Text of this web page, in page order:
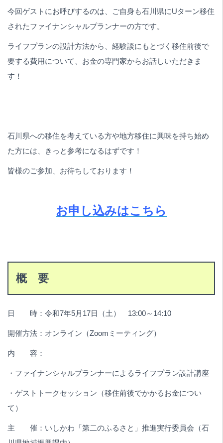
今回ゲストにお呼びするのは、ご自身も石川県にUターン移住
されたファイナンシャルプランナーの方です。
ライフプランの設計方法から、経験談にもとづく移住前後で
要する費用について、お金の専門家からお話しいただきま
す！
石川県への移住を考えている方や地方移住に興味を持ち始め
た方には、きっと参考になるはずです！
皆様のご参加、お待ちしております！
お申し込みはこちら
概 要
日 時：令和7年5月17日（土） 13:00～14:10
開催方法：オンライン（Zoomミーティング）
内 容：
・ファイナンシャルプランナーによるライフプラン設計講座
・ゲストトークセッション（移住前後でかかるお金につい
て）
主 催：いしかわ「第二のふるさと」推進実行委員会（石